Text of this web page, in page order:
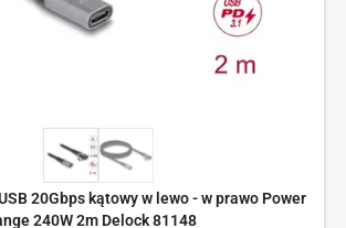
20Gbps kątowy w lewo - w prawo Power
240W 2m Delock 81148